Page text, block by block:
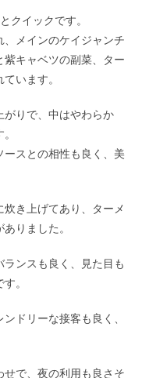
クイックです。
メインのケイジャンチ
キャベツの副菜、ター
います。
がりで、中はやわらか
スとの相性も良く、美
き上げてあり、ターメ
りました。
ンスも良く、見た目も
。
ドリーな接客も良く、
で、夜の利用も良さそ